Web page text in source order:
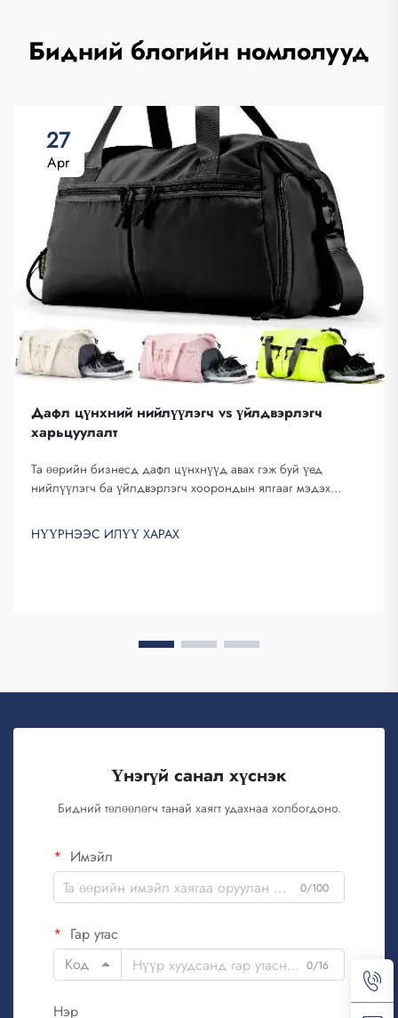
Бидний блогийн номлолууд
27
Apr
Дафл цүнхний нийлүүлэгч vs үйлдвэрлэгч
харьцуулалт
Та өөрийн бизнесд дафл цүнхнүүд авах гэж буй үед
нийлүүлэгч ба үйлдвэрлэгч хоорондын ялгааг мэдэх
Фуҗоу Сайпуланг Трейдинг — та нарын бизнесд
НҮҮРНЭЭС ИЛҮҮ ХАРАХ
Үнэгүй санал хүснэк
Бидний төлөөлөгч танай хаягт удахнаа холбогдоно.
Имэйл
0/100
Гар утас
Код
0/16
Нэр